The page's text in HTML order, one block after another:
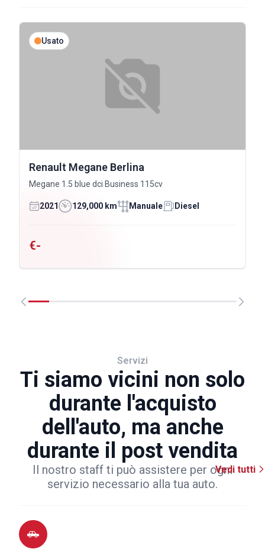
Usato
Renault Megane Berlina
Megane 1.5 blue dci Business 115cv
2021 129,000 km Manuale Diesel
€-
Servizi
Ti siamo vicini non solo
durante l'acquisto
dell'auto, ma anche
durante il post vendita
Il nostro staff ti può assistere per ogni
servizio necessario alla tua auto.
Vedi tutti